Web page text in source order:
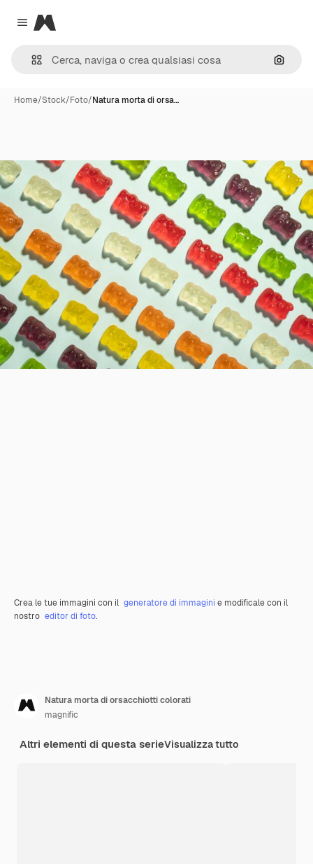
Close menu
Magnific
Cerca
Home/Stock/Foto/Natura morta di orsa…
Crea le tue immagini con il generatore di immagini e modificale con il
nostro editor di foto.
Natura morta di orsacchiotti colorati
magnific
Altri elementi di questa serieVisualizza tutto